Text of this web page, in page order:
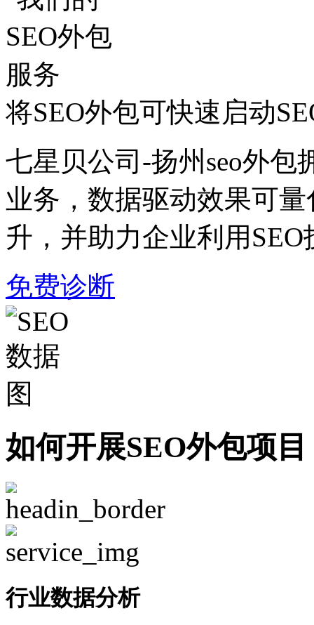
将SEO外包可快速启动
七星贝公司-扬州seo外包
业务，数据驱动效果可
升，并助力企业利用
免费诊断
如何开展SEO外包项目
行业数据分析